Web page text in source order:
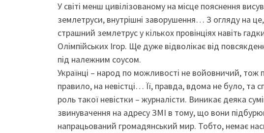
У світі менш цивілізованому на місце пояснення
землетруси, внутрішні заворушення… З огляду на
страшний землетрус у кількох провінціях навіть
Олімпійських Ігор. Ще дуже відволікає від
під належним соусом.
Українці – народ по можливості не войовничий, тож
правило, на невістці… Її, правда, вдома не було, та
роль такої невістки – журналісти. Виникає деяка
звинувачення на адресу ЗМІ в тому, що вони
напрацьований громадянський мир. Тобто, немає